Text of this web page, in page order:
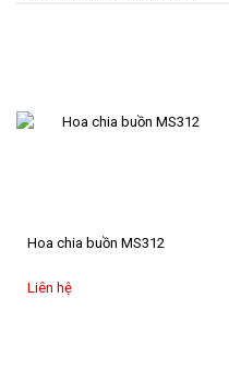
Hoa chia buồn MS312
Liên hệ